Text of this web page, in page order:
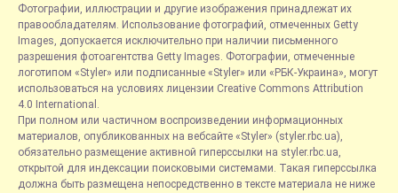
Фотографии, иллюстрации и другие изображения принадлежат их
правообладателям. Использование фотографий, отмеченных Getty
Images, допускается исключительно при наличии письменного
разрешения фотоагентства Getty Images. Фотографии, отмеченные
логотипом «Styler» или подписанные «Styler» или «РБК-Украина», могут
использоваться на условиях лицензии Creative Commons Attribution
4.0 International.
При полном или частичном воспроизведении информационных
материалов, опубликованных на вебсайте «Styler» (styler.rbc.ua),
обязательно размещение активной гиперссылки на styler.rbc.ua,
открытой для индексации поисковыми системами. Такая гиперссылка
должна быть размещена непосредственно в тексте материала не ниже